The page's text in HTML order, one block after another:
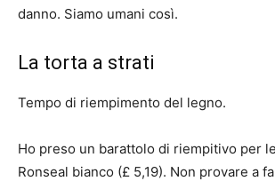
danno. Siamo umani così.
La torta a strati
Tempo di riempimento del legno.
Ho preso un barattolo di riempitivo per
Ronseal bianco (£ 5,19). Non provare a